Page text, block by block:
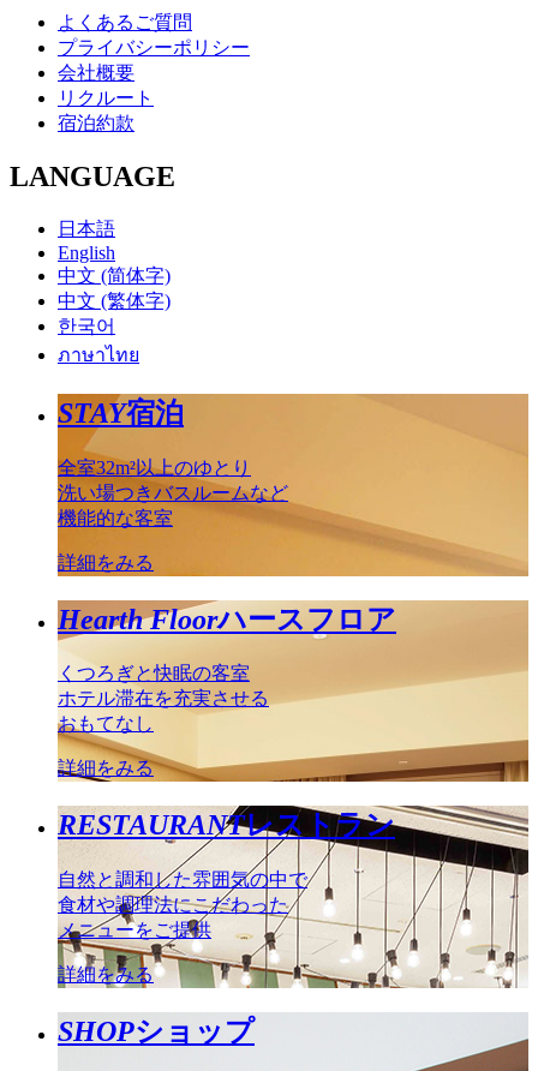
よくあるご質問
プライバシーポリシー
会社概要
リクルート
宿泊約款
LANGUAGE
日本語
English
中文 (简体字)
中文 (繁体字)
한국어
ภาษาไทย
STAY宿泊
全室32m²以上のゆとり
洗い場つきバスルームなど
機能的な客室
詳細をみる
Hearth Floorハースフロア
くつろぎと快眠の客室
ホテル滞在を充実させる
おもてなし
詳細をみる
RESTAURANTレストラン
自然と調和した雰囲気の中で
食材や調理法にこだわった
メニューをご提供
詳細をみる
SHOPショップ